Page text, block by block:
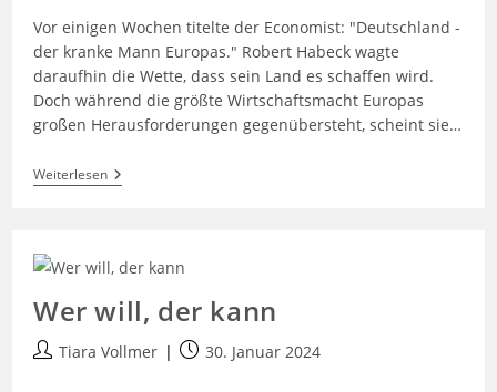
Vor einigen Wochen titelte der Economist: "Deutschland -
der kranke Mann Europas." Robert Habeck wagte
daraufhin die Wette, dass sein Land es schaffen wird.
Doch während die größte Wirtschaftsmacht Europas
großen Herausforderungen gegenübersteht, scheint sie…
Weiterlesen
Wer will, der kann
Tiara Vollmer 30. Januar 2024